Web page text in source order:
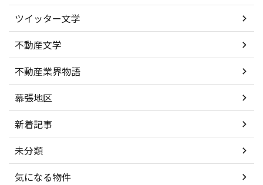
ツイッター文学
不動産文学
不動産業界物語
幕張地区
新着記事
未分類
気になる物件